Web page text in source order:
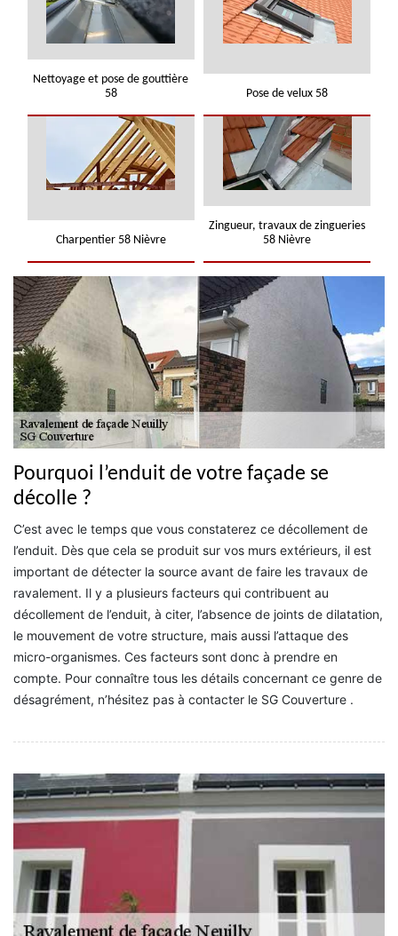
Nettoyage et pose de gouttière
58
Pose de velux 58
Charpentier 58 Nièvre
Zingueur, travaux de zingueries
58 Nièvre
Pourquoi l’enduit de votre façade se
décolle ?
C’est avec le temps que vous constaterez ce décollement de
l’enduit. Dès que cela se produit sur vos murs extérieurs, il est
important de détecter la source avant de faire les travaux de
ravalement. Il y a plusieurs facteurs qui contribuent au
décollement de l’enduit, à citer, l’absence de joints de dilatation,
le mouvement de votre structure, mais aussi l’attaque des
micro-organismes. Ces facteurs sont donc à prendre en
compte. Pour connaître tous les détails concernant ce genre de
désagrément, n’hésitez pas à contacter le SG Couverture .